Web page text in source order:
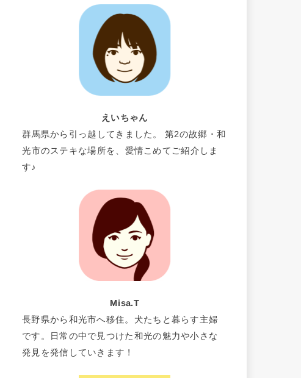
えいちゃん
群馬県から引っ越してきました。 第2の故郷・和
光市のステキな場所を、愛情こめてご紹介しま
す♪
Misa.T
長野県から和光市へ移住。犬たちと暮らす主婦
です。日常の中で見つけた和光の魅力や小さな
発見を発信していきます！